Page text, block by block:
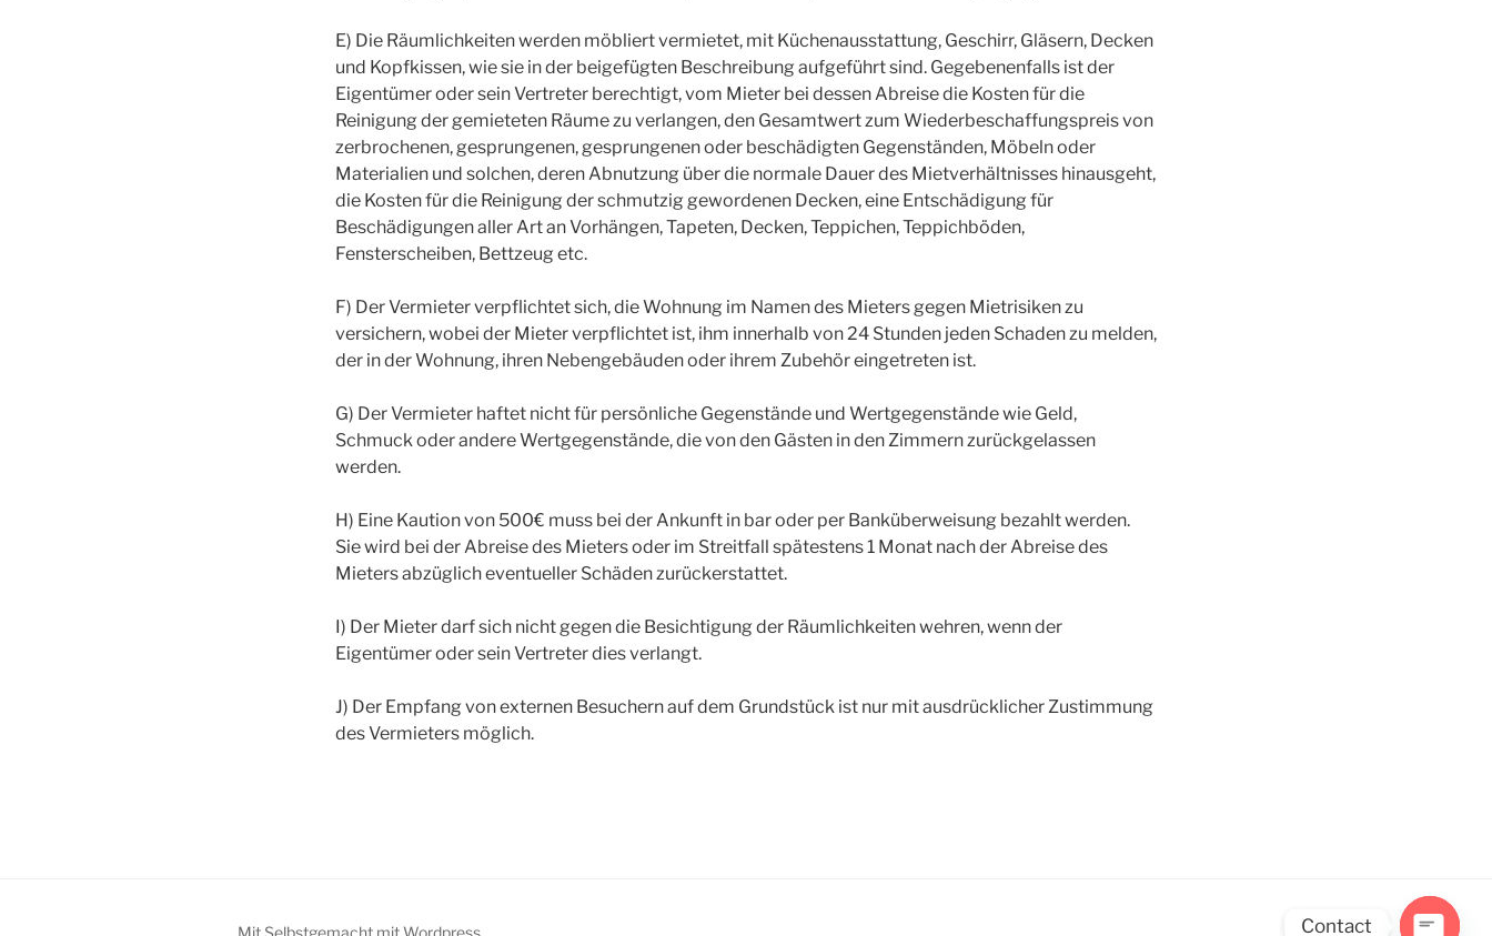
E) Die Räumlichkeiten werden möbliert vermietet, mit Küchenausstattung, Geschirr, Gläsern, Decken
und Kopfkissen, wie sie in der beigefügten Beschreibung aufgeführt sind. Gegebenenfalls ist der
Eigentümer oder sein Vertreter berechtigt, vom Mieter bei dessen Abreise die Kosten für die
Reinigung der gemieteten Räume zu verlangen, den Gesamtwert zum Wiederbeschaffungspreis von
zerbrochenen, gesprungenen, gesprungenen oder beschädigten Gegenständen, Möbeln oder
Materialien und solchen, deren Abnutzung über die normale Dauer des Mietverhältnisses hinausgeht,
die Kosten für die Reinigung der schmutzig gewordenen Decken, eine Entschädigung für
Beschädigungen aller Art an Vorhängen, Tapeten, Decken, Teppichen, Teppichböden,
Fensterscheiben, Bettzeug etc.
F) Der Vermieter verpflichtet sich, die Wohnung im Namen des Mieters gegen Mietrisiken zu
versichern, wobei der Mieter verpflichtet ist, ihm innerhalb von 24 Stunden jeden Schaden zu melden,
der in der Wohnung, ihren Nebengebäuden oder ihrem Zubehör eingetreten ist.
G) Der Vermieter haftet nicht für persönliche Gegenstände und Wertgegenstände wie Geld,
Schmuck oder andere Wertgegenstände, die von den Gästen in den Zimmern zurückgelassen
werden.
H) Eine Kaution von 500€ muss bei der Ankunft in bar oder per Banküberweisung bezahlt werden.
Sie wird bei der Abreise des Mieters oder im Streitfall spätestens 1 Monat nach der Abreise des
Mieters abzüglich eventueller Schäden zurückerstattet.
I) Der Mieter darf sich nicht gegen die Besichtigung der Räumlichkeiten wehren, wenn der
Eigentümer oder sein Vertreter dies verlangt.
J) Der Empfang von externen Besuchern auf dem Grundstück ist nur mit ausdrücklicher Zustimmung
des Vermieters möglich.
Contact